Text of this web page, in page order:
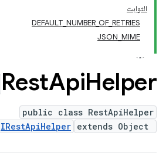
الثوابت
DEFAULT_NUMBER_OF_RETRIES
JSON_MIME
RestApiHelper
public class RestApiHelper
extends Object
IRestApiHelper